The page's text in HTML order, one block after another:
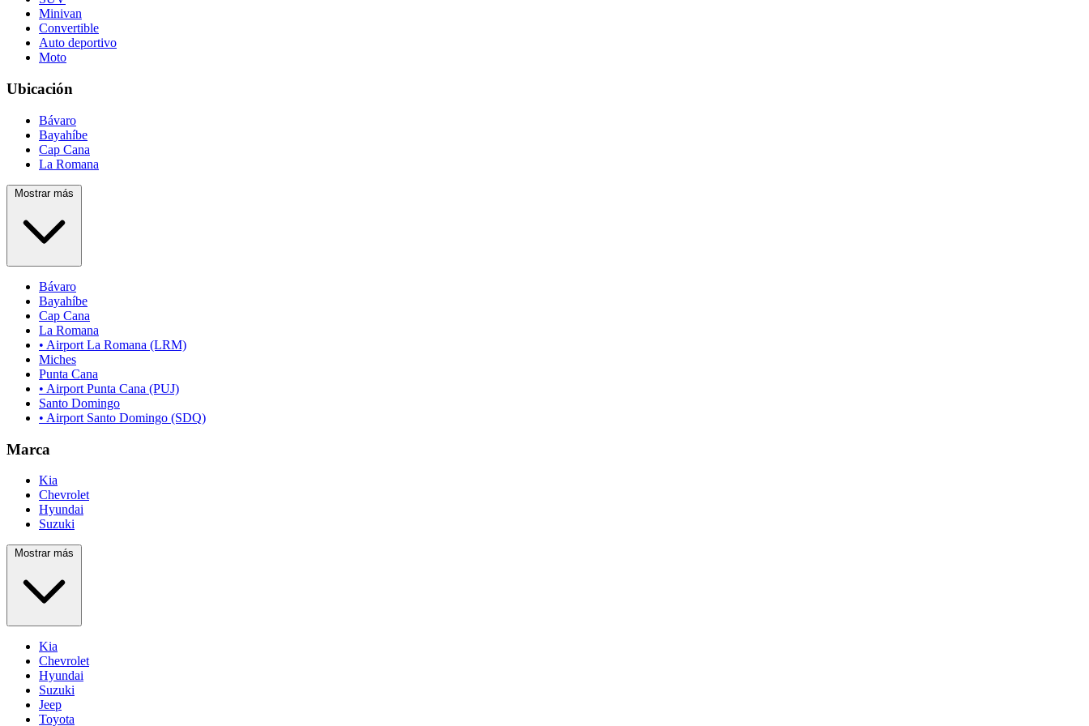
Minivan
Convertible
Auto deportivo
Moto
Ubicación
Bávaro
Bayahíbe
Cap Cana
La Romana
Mostrar más
Bávaro
Bayahíbe
Cap Cana
La Romana
• Airport La Romana (LRM)
Miches
Punta Cana
• Airport Punta Cana (PUJ)
Santo Domingo
• Airport Santo Domingo (SDQ)
Marca
Kia
Chevrolet
Hyundai
Suzuki
Mostrar más
Kia
Chevrolet
Hyundai
Suzuki
Jeep
Toyota